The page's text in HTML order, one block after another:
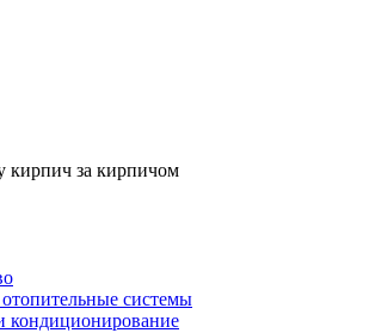
кирпич за кирпичом
системы
кондиционирование